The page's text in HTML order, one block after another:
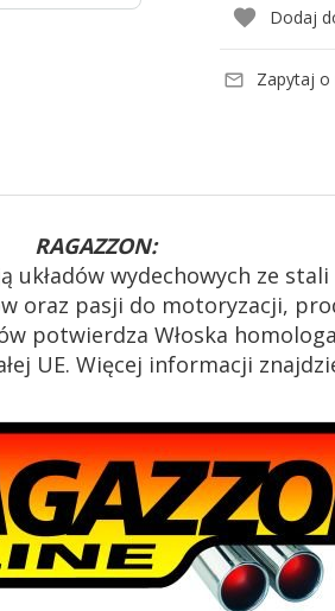
Dodaj
Zapytaj
RAGAZZON:
wydechowych ze
oraz pasji do motoryzacji,
potwierdza Włoska
UE. Więcej informacji